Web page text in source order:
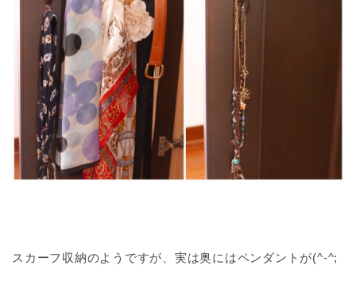
スカーフ収納のようですが、実は奥にはペンダントが(^-^;